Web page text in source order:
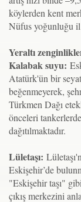
köylerden kent
Nüfus yoğunluğu
Yeraltı
Kalabak suyu:
Atatürk'ün bir
beğenmeyerek,
Türkmen Dağı
önceleri
dağıtılmaktadır.
Lületaşı:
Eskişehir’de
"Eskişehir taşı"
çıkış merkezini